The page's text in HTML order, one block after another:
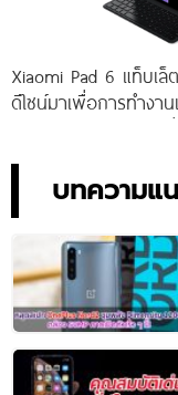
Xiaomi Pad 6 แท็บเล็
ดีไซน์มาเพื่อการทำงาน
บทความแ